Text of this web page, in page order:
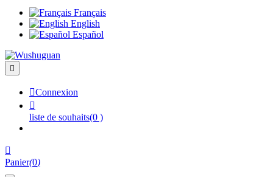
Français
English
Español

Connexion

liste de souhaits(0 )

Panier(0)